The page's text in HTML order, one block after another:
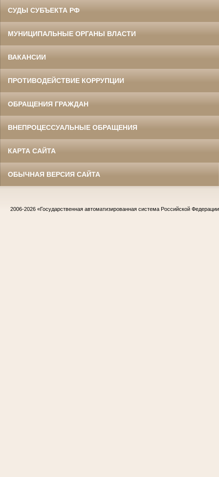
СУДЫ СУБЪЕКТА РФ
МУНИЦИПАЛЬНЫЕ ОРГАНЫ ВЛАСТИ
ВАКАНСИИ
ПРОТИВОДЕЙСТВИЕ КОРРУПЦИИ
ОБРАЩЕНИЯ ГРАЖДАН
ВНЕПРОЦЕССУАЛЬНЫЕ ОБРАЩЕНИЯ
КАРТА САЙТА
ОБЫЧНАЯ ВЕРСИЯ САЙТА
2006-2026 «Государственная автоматизированная система Российской